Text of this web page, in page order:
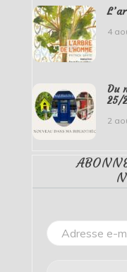
4
Du
25/
2